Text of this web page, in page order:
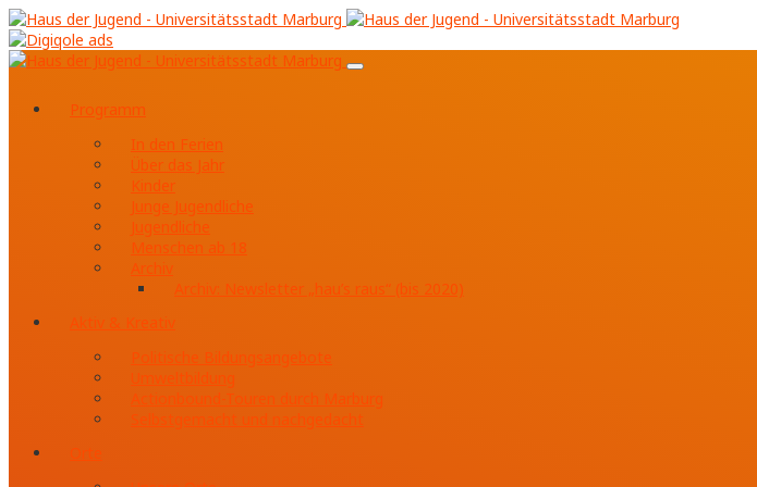
Programm
In den Ferien
Über das Jahr
Kinder
Junge Jugendliche
Jugendliche
Menschen ab 18
Archiv
Archiv: Newsletter „hau’s raus“ (bis 2020)
Aktiv & Kreativ
Politische Bildungsangebote
Umweltbildung
Actionbound-Touren durch Marburg
Selbstgemacht und nachgedacht
Orte